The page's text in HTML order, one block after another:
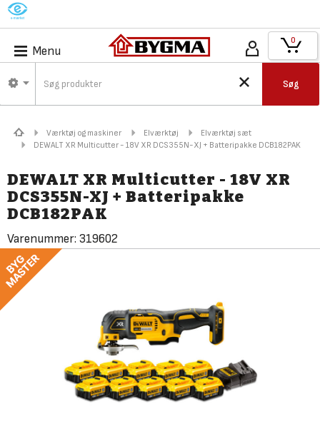
M
Menu
Søg
0
Værktøj og maskiner Elværktøj
Elværktøj sæt
DEWALT XR Multicutter - 18V XR DCS355N-XJ + Batteripakke DCB182PAK
DEWALT XR Multicutter - 18V XR
DCS355N-XJ + Batteripakke
DCB182PAK
Varenummer: 319602